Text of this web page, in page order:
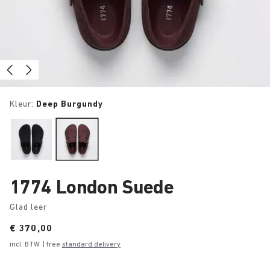
Kleur: Deep Burgundy
1774 London Suede
Glad leer
Price:
€ 370,00
incl. BTW | free standard delivery